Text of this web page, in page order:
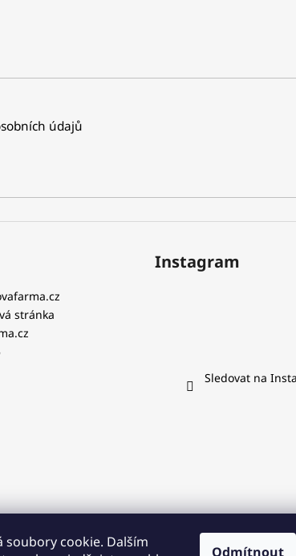
soubory cookie. Dalším
Odmítnout
údajů
stránka
Instagram
Sledovat na